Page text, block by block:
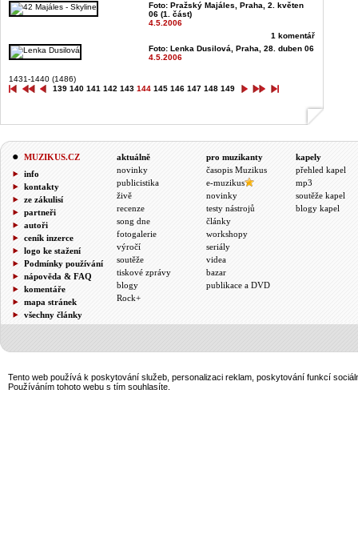
Foto: Pražský Majáles, Praha, 2. květen
06 (1. část)
4.5.2006
1 komentář
Foto: Lenka Dusilová, Praha, 28. duben 06
4.5.2006
1431-1440 (1486)
139 140 141 142 143 144 145 146 147 148 149
MUZIKUS.CZ
info
kontakty
ze zákulisí
partneři
autoři
ceník inzerce
logo ke stažení
Podmínky používání
nápověda & FAQ
komentáře
mapa stránek
všechny články
aktuálně
novinky
publicistika
živě
recenze
song dne
fotogalerie
výročí
soutěže
tiskové zprávy
blogy
Rock+
pro muzikanty
časopis Muzikus
e-muzikus
novinky
testy nástrojů
články
workshopy
seriály
videa
bazar
publikace a DVD
kapely
přehled kapel
mp3
soutěže kapel
blogy kapel
Tento web používá k poskytování služeb, personalizaci reklam, poskytování funkcí
Používáním tohoto webu s tím souhlasíte.